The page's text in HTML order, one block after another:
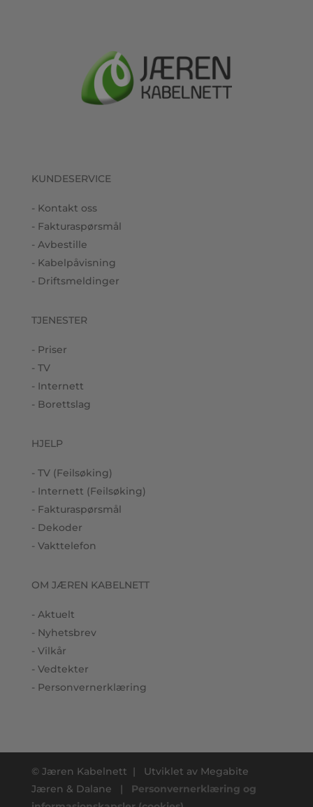
KUNDESERVICE
- Kontakt oss
- Fakturaspørsmål
- Avbestille
- Kabelpåvisning
- Driftsmeldinger
TJENESTER
- Priser
- TV
- Internett
- Borettslag
HJELP
- TV (Feilsøking)
- Internett (Feilsøking)
- Fakturaspørsmål
- Dekoder
- Vakttelefon
OM JÆREN KABELNETT
- Aktuelt
- Nyhetsbrev
- Vilkår
- Vedtekter
- Personvernerklæring
© Jæren Kabelnett | Utviklet av Megabite
Jæren & Dalane | Personvernerklæring og